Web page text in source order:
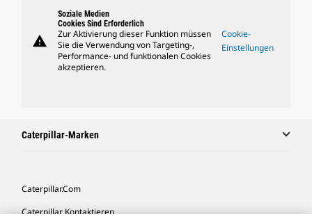
warning
Soziale Medien
Cookies Sind Erforderlich
Zur Aktivierung dieser Funktion müssen
Sie die Verwendung von Targeting-,
Performance- und funktionalen Cookies
akzeptieren.
Cookie-
Einstellungen
Caterpillar-Marken
Caterpillar.com
Caterpillar Kontaktieren